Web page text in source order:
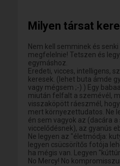
szükségem!
Milyen társat
Nem kell semminek és
megfelelnie! Tetszen és
egymáshoz.
Eredeti, vicces, intelligens,
keresek. (lehet buta ámde
vagy mégsem ;-) ) Egy
miután felfalt a szemévél,
visszaköpött ráeszmél,
mert környezettudatos. Ne
én sem vagyok az (dacára
viccelődésnek), az gyanús
Ne legyen az "életmódja:
legyen csücsörítős fotója
ha mégis van. Legyen
No Mercy! No